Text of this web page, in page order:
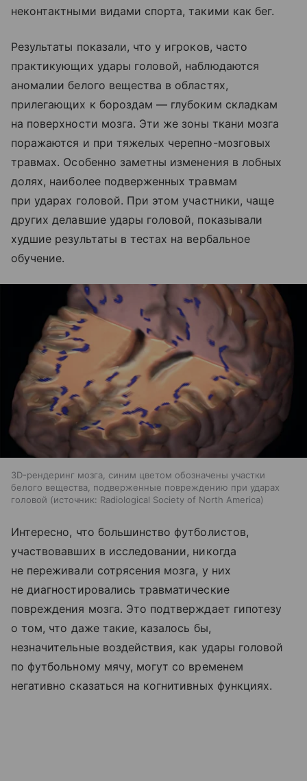
неконтактными видами спорта, такими как бег.
Результаты показали, что у игроков, часто
практикующих удары головой, наблюдаются
аномалии белого вещества в областях,
прилегающих к бороздам — глубоким складкам
на поверхности мозга. Эти же зоны ткани мозга
поражаются и при тяжелых черепно-мозговых
травмах. Особенно заметны изменения в лобных
долях, наиболее подверженных травмам
при ударах головой. При этом участники, чаще
других делавшие удары головой, показывали
худшие результаты в тестах на вербальное
обучение.
3D-рендеринг мозга, синим цветом обозначены участки
белого вещества, подверженные повреждению при ударах
головой
источник: Radiological Society of North America
Интересно, что большинство футболистов,
участвовавших в исследовании, никогда
не переживали сотрясения мозга, у них
не диагностировались травматические
повреждения мозга. Это подтверждает гипотезу
о том, что даже такие, казалось бы,
незначительные воздействия, как удары головой
по футбольному мячу, могут со временем
негативно сказаться на когнитивных функциях.